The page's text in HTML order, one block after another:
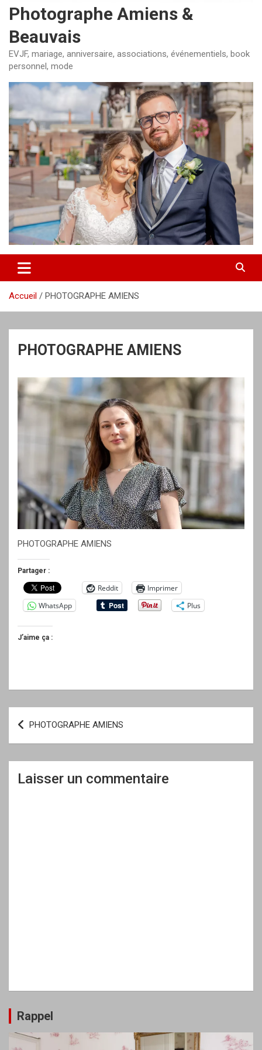
Photographe Amiens &
Beauvais
EVJF, mariage, anniversaire, associations, événementiels, book
personnel, mode
Accueil PHOTOGRAPHE AMIENS
PHOTOGRAPHE AMIENS
PHOTOGRAPHE AMIENS
Partager :
Reddit
Imprimer
WhatsApp
Plus
J’aime ça :
Navigation
de
PHOTOGRAPHE AMIENS
Laisser un commentaire
Rappel